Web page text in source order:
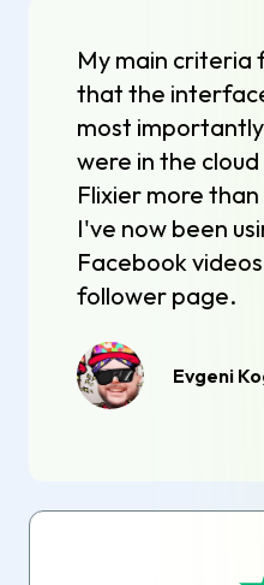
My main criteria
that the
most
were in the
Flixier more
I've now been
Facebook
follower page.
Evgeni